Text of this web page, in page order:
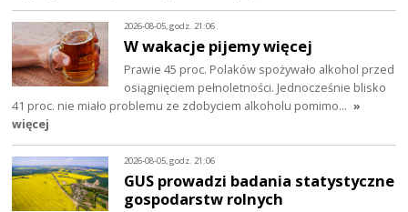
2026-08-05, godz. 21:06
W wakacje pijemy więcej
Prawie 45 proc. Polaków spożywało alkohol przed
osiągnięciem pełnoletności. Jednocześnie blisko
41 proc. nie miało problemu ze zdobyciem alkoholu pomimo… »
więcej
2026-08-05, godz. 21:06
GUS prowadzi badania statystyczne
gospodarstw rolnych